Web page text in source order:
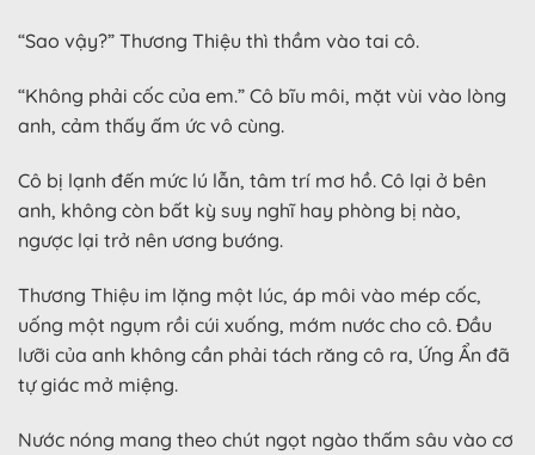
“Sao vậy?” Thương Thiệu thì thầm vào tai cô.
“Không phải cốc của em.” Cô bĩu môi, mặt vùi vào lòng
anh, cảm thấy ấm ức vô cùng.
Cô bị lạnh đến mức lú lẫn, tâm trí mơ hồ. Cô lại ở bên
anh, không còn bất kỳ suy nghĩ hay phòng bị nào,
ngược lại trở nên ương bướng.
Thương Thiệu im lặng một lúc, áp môi vào mép cốc,
uống một ngụm rồi cúi xuống, mớm nước cho cô. Đầu
lưỡi của anh không cần phải tách răng cô ra, Ứng Ẩn đã
tự giác mở miệng.
Nước nóng mang theo chút ngọt ngào thấm sâu vào cơ